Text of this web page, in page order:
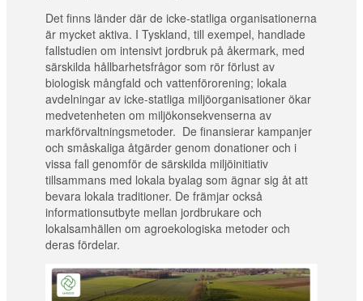
Det finns länder där de icke-statliga organisationerna
är mycket aktiva. I Tyskland, till exempel, handlade
fallstudien om intensivt jordbruk på åkermark, med
särskilda hållbarhetsfrågor som rör förlust av
biologisk mångfald och vattenförorening; lokala
avdelningar av icke-statliga miljöorganisationer ökar
medvetenheten om miljökonsekvenserna av
markförvaltningsmetoder. De finansierar kampanjer
och småskaliga åtgärder genom donationer och i
vissa fall genomför de särskilda miljöinitiativ
tillsammans med lokala byalag som ägnar sig åt att
bevara lokala traditioner. De främjar också
informationsutbyte mellan jordbrukare och
lokalsamhällen om agroekologiska metoder och
deras fördelar.